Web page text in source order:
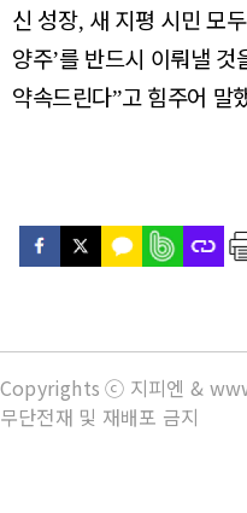
신 성장, 새 지평 시민 모
양주’를 반드시 이뤄낼 것
약속드린다”고 힘주어 말
Copyrights ⓒ 지피엔 &
무단전재 및 재배포 금지